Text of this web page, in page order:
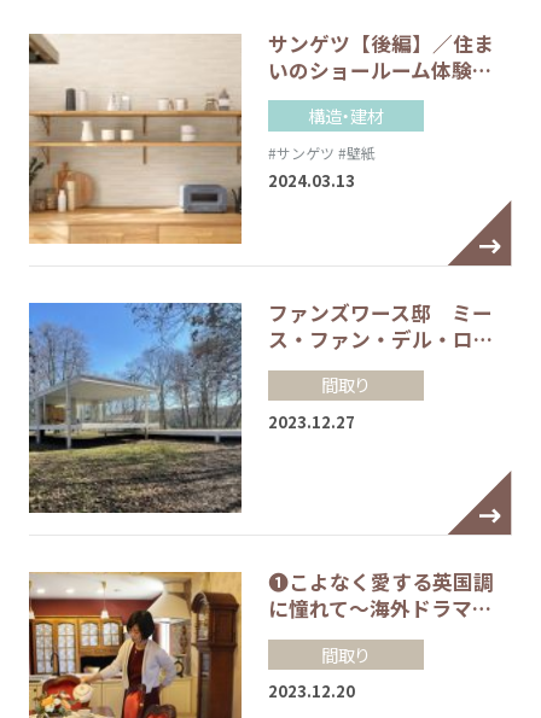
サンゲツ【後編】／住ま
いのショールーム体験…
構造・建材
#サンゲツ #壁紙
2024.03.13
ファンズワース邸 ミー
ス・ファン・デル・ロ…
間取り
2023.12.27
❶こよなく愛する英国調
に憧れて～海外ドラマ…
間取り
2023.12.20